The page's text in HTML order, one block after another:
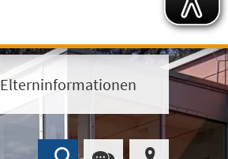
Elterninformationen